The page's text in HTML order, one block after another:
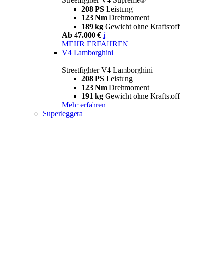
208 PS Leistung
123 Nm Drehmoment
189 kg Gewicht ohne Kraftstoff
Ab 47.000 € i
MEHR ERFAHREN
V4 Lamborghini
Streetfighter V4 Lamborghini
208 PS Leistung
123 Nm Drehmoment
191 kg Gewicht ohne Kraftstoff
Mehr erfahren
Superleggera